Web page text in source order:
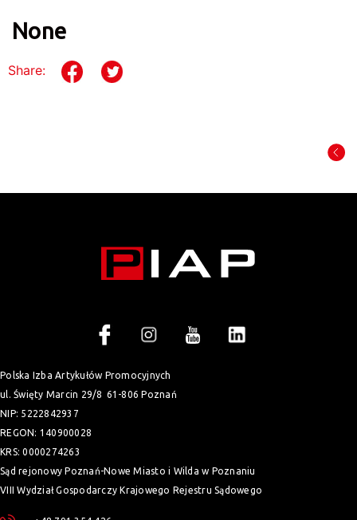
None
Share:
Polska Izba Artykułów Promocyjnych
ul. Święty Marcin 29/8 61-806 Poznań
NIP: 5222842937
REGON: 140900028
KRS: 0000274263
Sąd rejonowy Poznań-Nowe Miasto i Wilda w Poznaniu
VIII Wydział Gospodarczy Krajowego Rejestru Sądowego